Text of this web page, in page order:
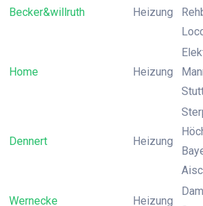
Becker&willruth Heizung
Home Heizung
Dennert Heizung
Wernecke Heizung